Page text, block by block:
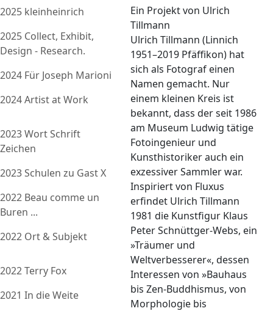
2025 kleinheinrich
2025 Collect, Exhibit,
Design - Research.
2024 Für Joseph Marioni
2024 Artist at Work
2023 Wort Schrift
Zeichen
2023 Schulen zu Gast X
2022 Beau comme un
Buren ...
2022 Ort & Subjekt
2022 Terry Fox
2021 In die Weite
Ein Projekt von Ulrich
Tillmann
Ulrich Tillmann (Linnich
1951–2019 Pfäffikon) hat
sich als Fotograf einen
Namen gemacht. Nur
einem kleinen Kreis ist
bekannt, dass der seit 1986
am Museum Ludwig tätige
Fotoingenieur und
Kunsthistoriker auch ein
exzessiver Sammler war.
Inspiriert von Fluxus
erfindet Ulrich Tillmann
1981 die Kunstfigur Klaus
Peter Schnüttger-Webs, ein
»Träumer und
Weltverbesserer«, dessen
Interessen von »Bauhaus
bis Zen-Buddhismus, von
Morphologie bis